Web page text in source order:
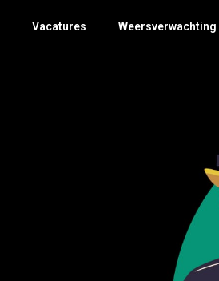
Vacatures Weersverwachting